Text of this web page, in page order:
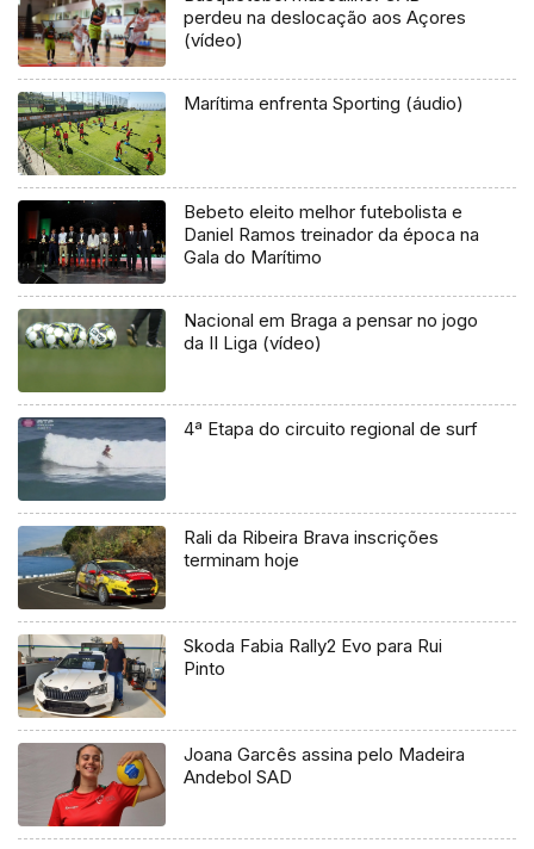
perdeu na deslocação aos Açores
(vídeo)
Marítima enfrenta Sporting (áudio)
Bebeto eleito melhor futebolista e
Daniel Ramos treinador da época na
Gala do Marítimo
Nacional em Braga a pensar no jogo
da II Liga (vídeo)
4ª Etapa do circuito regional de surf
Rali da Ribeira Brava inscrições
terminam hoje
Skoda Fabia Rally2 Evo para Rui
Pinto
Joana Garcês assina pelo Madeira
Andebol SAD